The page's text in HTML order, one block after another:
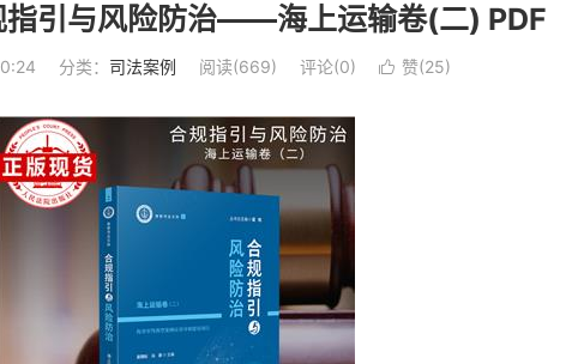
指引与风险防治——海上运输卷(二) PDF
分类： 司法案例 阅读(669) 评论(0)  赞(25)